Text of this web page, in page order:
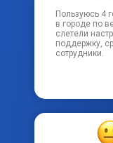
Пользуюсь 4
в городе по
слетели
поддержку,
сотрудники.